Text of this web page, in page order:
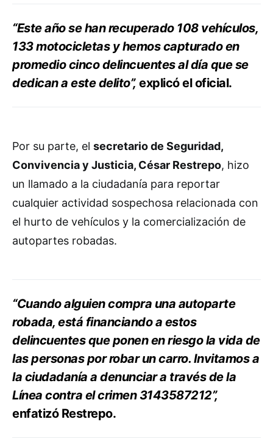
“Este año se han recuperado 108 vehículos,
133 motocicletas y hemos capturado en
promedio cinco delincuentes al día que se
dedican a este delito”, explicó el oficial.
Por su parte, el secretario de Seguridad,
Convivencia y Justicia, César Restrepo, hizo
un llamado a la ciudadanía para reportar
cualquier actividad sospechosa relacionada con
el hurto de vehículos y la comercialización de
autopartes robadas.
“Cuando alguien compra una autoparte
robada, está financiando a estos
delincuentes que ponen en riesgo la vida de
las personas por robar un carro. Invitamos a
la ciudadanía a denunciar a través de la
Línea contra el crimen 3143587212”,
enfatizó Restrepo.